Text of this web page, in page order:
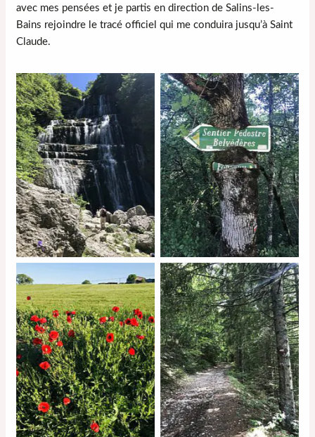
avec mes pensées et je partis en direction de Salins-les-
Bains rejoindre le tracé officiel qui me conduira jusqu’à Saint
Claude.